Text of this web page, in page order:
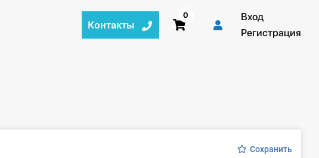
Контакты
0
Вход
Регистрация
Сохранить